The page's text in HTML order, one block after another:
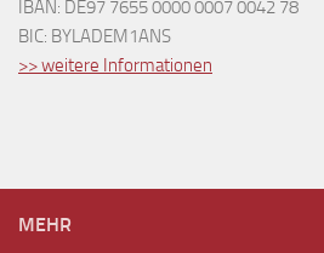
IBAN: DE97 7655 0000 0007 0042 78
BIC: BYLADEM1ANS
>> weitere Informationen
MEHR